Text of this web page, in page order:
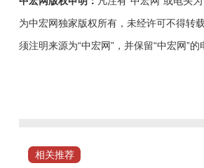
为中宏网独家版权所有，未经许可不得转
须注明来源为“中宏网”，并保留“中宏网”的
谈
（下
相关推荐